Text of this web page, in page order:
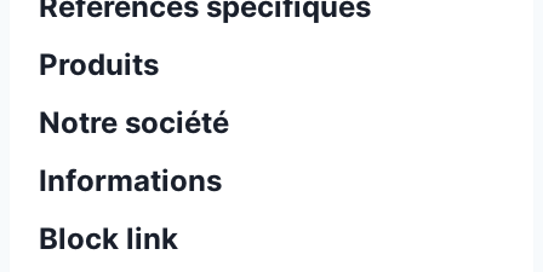
Produits
Notre société
Informations
Block link